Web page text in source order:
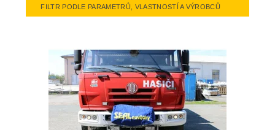
FILTR PODLE PARAMETRŮ, VLASTNOSTÍ A VÝROBCŮ